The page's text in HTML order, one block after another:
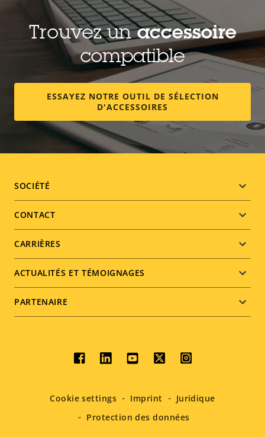
Trouvez unaccessoire
compatible
ESSAYEZ NOTRE OUTIL DE SÉLECTION
D'ACCESSOIRES
Footer
menu
SOCIÉTÉ
CONTACT
CARRIÈRES
ACTUALITÉS ET TÉMOIGNAGES
PARTENAIRE
Social
menu
Cookie settings Imprint
Juridique
Protection des données